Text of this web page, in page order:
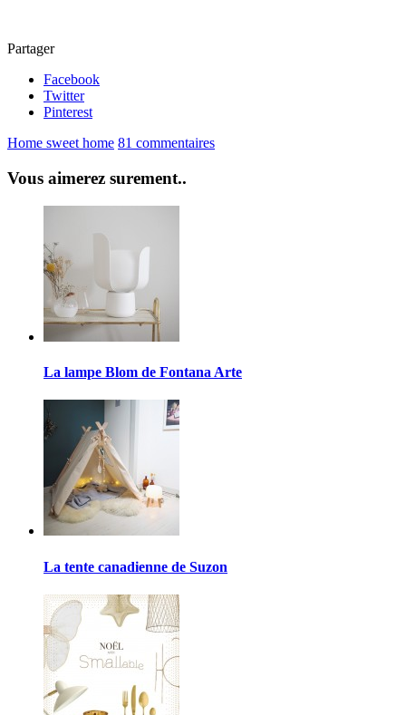
Partager
Facebook
Twitter
Pinterest
Home sweet home 81 commentaires
Vous aimerez surement..
La lampe Blom de Fontana Arte
La tente canadienne de Suzon